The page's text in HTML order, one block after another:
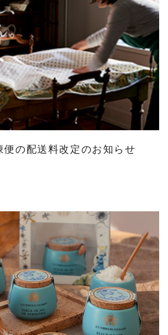
の配送料改定のお知らせ